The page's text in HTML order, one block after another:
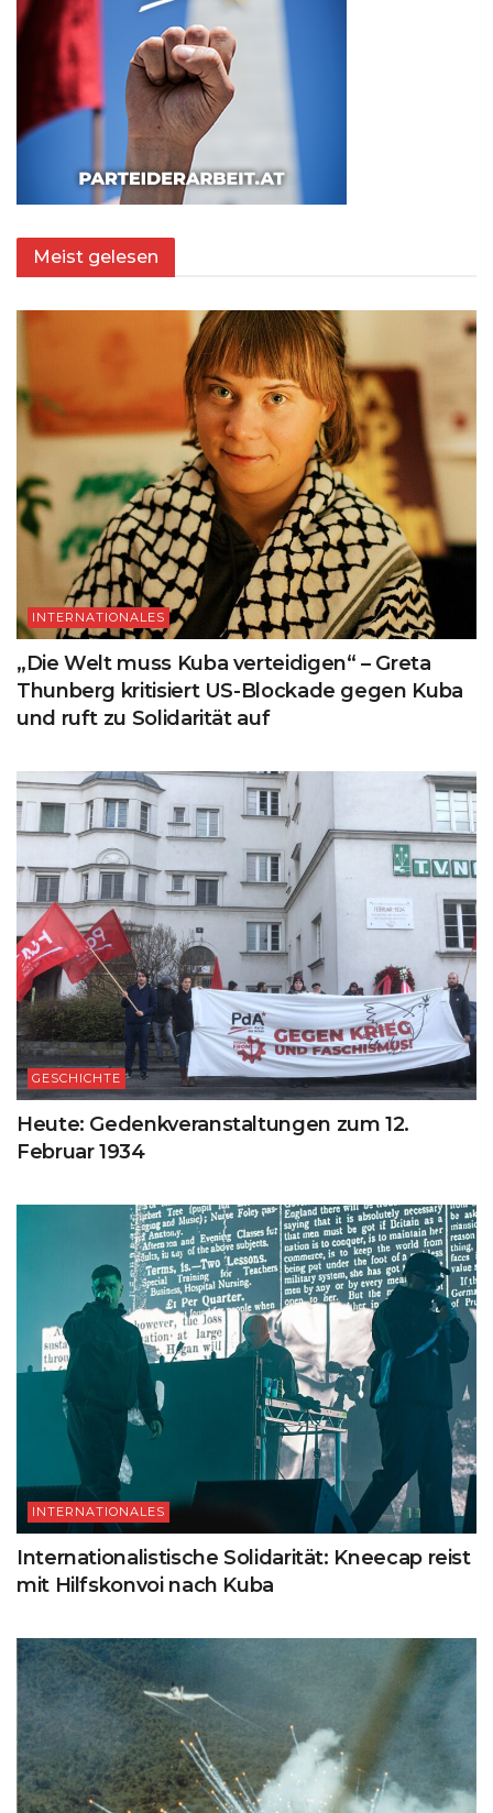
Meist gelesen
INTERNATIONALES
„Die Welt muss Kuba verteidigen“ – Greta
Thunberg kritisiert US-Blockade gegen Kuba
und ruft zu Solidarität auf
GESCHICHTE
Heute: Gedenkveranstaltungen zum 12.
Februar 1934
INTERNATIONALES
Internationalistische Solidarität: Kneecap reist
mit Hilfskonvoi nach Kuba